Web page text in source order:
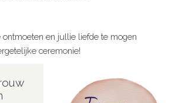
en jullie liefde te mogen
ceremonie!